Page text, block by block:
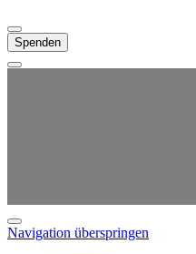
Spenden
Navigation überspringen